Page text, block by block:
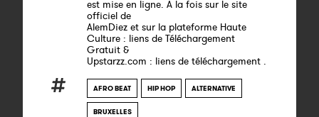
est mise en ligne. A la fois sur le site
officiel de
AlemDiez et sur la plateforme Haute
Culture : liens de Téléchargement
Gratuit &
Upstarzz.com : liens de téléchargement .
AFRO BEAT HIP HOP ALTERNATIVE
BRUXELLES